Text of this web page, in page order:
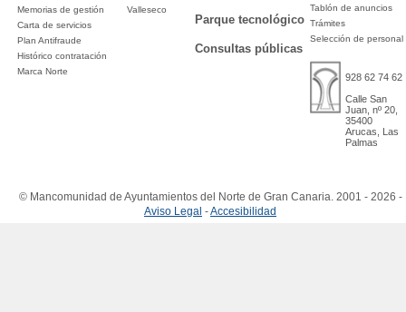
Memorias de gestión
Carta de servicios
Plan Antifraude
Histórico contratación
Marca Norte
Valleseco
Parque tecnológico
Consultas públicas
Tablón de anuncios
Trámites
Selección de personal
928 62 74 62
Calle San
Juan, nº 20,
35400
Arucas, Las
Palmas
© Mancomunidad de Ayuntamientos del Norte de Gran Canaria. 2001 - 2026 -
Aviso Legal -Accesibilidad